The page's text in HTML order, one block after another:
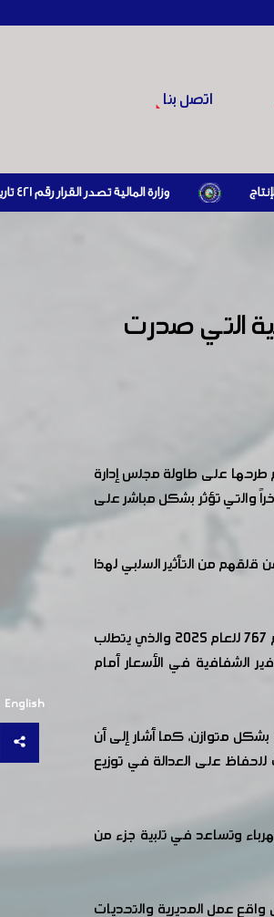
اتصل بنا
وزارة المالية تصدر القرار رقم 421 تاريخ 24/3/2026 المتضمن الزام المستوردين بإبراز براءة ذمة مالية سارية صادرة عن الهيئة العامة للضرائب والرسوم أو مديرياتها عند القيام بعمليات الاستيراد
English
التي صدرت
طرحها على طاولة مجلس إدارة
والتي تؤثر بشكل مباشر على
المجلس عن قلقهم من التأثير السلبي لهذا
وفي سياق آخرتم مناقشة القرار رقم 4163 للعام 2025 الذي يلزم منتجي ومستوردي السلع الغذائية بتحديد الأوزان والسعات، كذلك تم استعراض القرار رقم 767 للعام 2025 والذي يتطلب
الشفافية في الأسعار أمام
متوازن، كما أشار إلى أن
على العدالة في توزيع
وتساعد في تلبية جزء من
عمل المديرية والتحديات